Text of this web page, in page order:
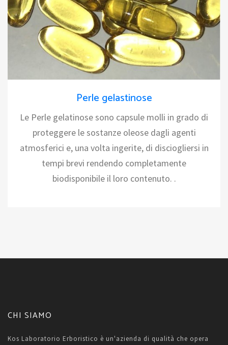
Perle gelastinose
Le Perle gelatinose sono capsule molli in grado di
proteggere le sostanze oleose dagli agenti
atmosferici e, una volta ingerite, di disciogliersi in
tempi brevi rendendo completamente
biodisponibile il loro contenuto. .
CHI SIAMO
Kos Laboratorio Erboristico è un'azienda di qualità che opera